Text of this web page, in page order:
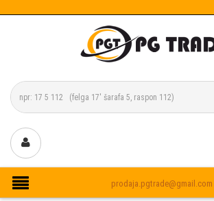
prodaja.pgtrade@gmail.com